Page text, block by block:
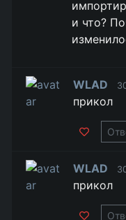
и что?
WLAD
прикол
WLAD
прикол